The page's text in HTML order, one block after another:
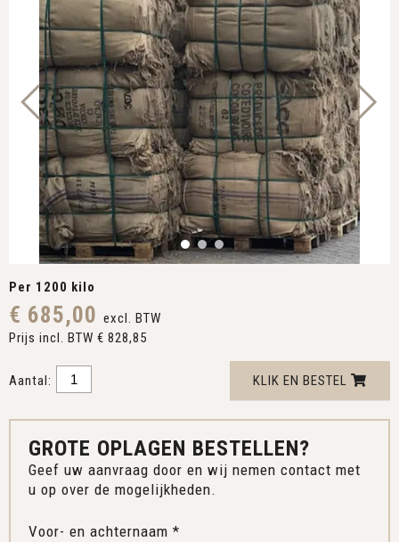
Per 1200 kilo
€ 685,00 excl. BTW
Prijs incl. BTW € 828,85
Aantal: KLIK EN BESTEL
GROTE OPLAGEN BESTELLEN?
Geef uw aanvraag door en wij nemen contact met
u op over de mogelijkheden.
Voor- en achternaam *